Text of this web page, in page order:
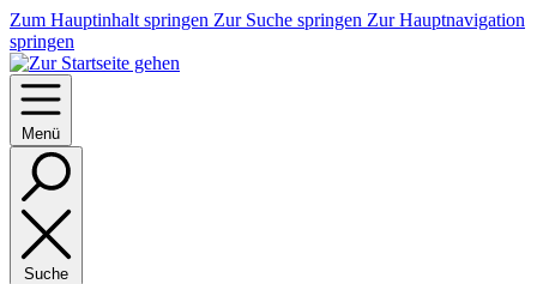
Zum Hauptinhalt springen Zur Suche springen Zur Hauptnavigation
springen
Menü
Suche